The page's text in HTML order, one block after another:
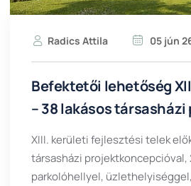
Radics Attila 05 jún
Befektetői lehetőség
– 38 lakásos
XIII. kerületi fejlesztési telek
társasházi projektkoncepcióval,
parkolóhellyel,